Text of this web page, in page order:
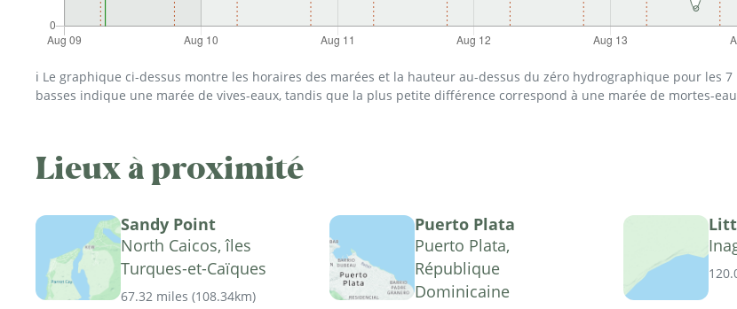
ℹ️ Le graphique ci-dessus montre les horaires des marées et la hauteur au-dessus du zéro hydrographique pour les
basses indique une marée de vives-eaux, tandis que la plus petite différence correspond à une marée de mortes-
Lieux à proximité
Sandy Point
North Caicos, îles
Turques-et-Caïques
67.32 miles (108.34km)
Puerto Plata
Puerto Plata,
République
Dominicaine